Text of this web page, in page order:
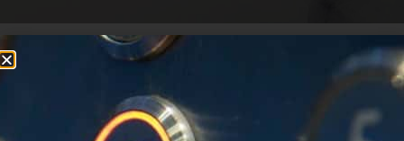
ACAF GENERAL